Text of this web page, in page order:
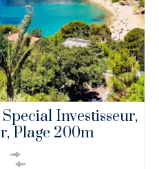
Investisseur,
Plage 200m